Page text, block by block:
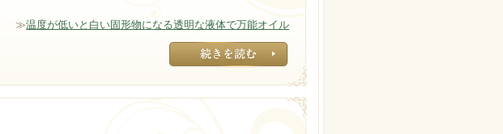
≫温度が低いと白い固形物になる透明な液体で万能オイル